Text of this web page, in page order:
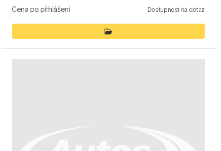
Cena po přihlášení Dostupnost na dotaz